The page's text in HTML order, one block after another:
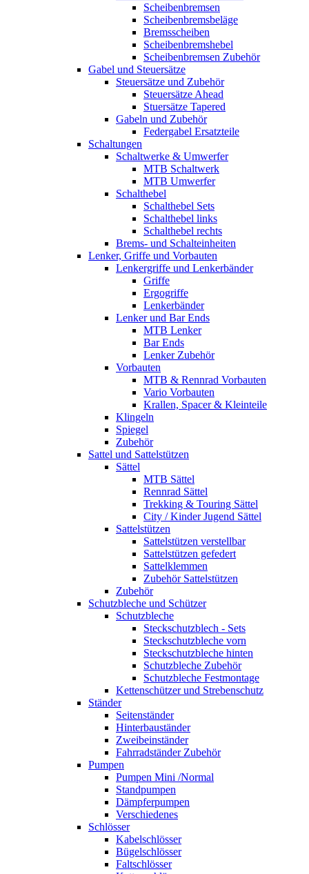
Scheibenbremsen
Scheibenbremsbeläge
Bremsscheiben
Scheibenbremshebel
Scheibenbremsen Zubehör
Gabel und Steuersätze
Steuersätze und Zubehör
Steuersätze Ahead
Stuersätze Tapered
Gabeln und Zubehör
Federgabel Ersatzteile
Schaltungen
Schaltwerke & Umwerfer
MTB Schaltwerk
MTB Umwerfer
Schalthebel
Schalthebel Sets
Schalthebel links
Schalthebel rechts
Brems- und Schalteinheiten
Lenker, Griffe und Vorbauten
Lenkergriffe und Lenkerbänder
Griffe
Ergogriffe
Lenkerbänder
Lenker und Bar Ends
MTB Lenker
Bar Ends
Lenker Zubehör
Vorbauten
MTB & Rennrad Vorbauten
Vario Vorbauten
Krallen, Spacer & Kleinteile
Klingeln
Spiegel
Zubehör
Sattel und Sattelstützen
Sättel
MTB Sättel
Rennrad Sättel
Trekking & Touring Sättel
City / Kinder Jugend Sättel
Sattelstützen
Sattelstützen verstellbar
Sattelstützen gefedert
Sattelklemmen
Zubehör Sattelstützen
Zubehör
Schutzbleche und Schützer
Schutzbleche
Steckschutzblech - Sets
Steckschutzbleche vorn
Steckschutzbleche hinten
Schutzbleche Zubehör
Schutzbleche Festmontage
Kettenschützer und Strebenschutz
Ständer
Seitenständer
Hinterbauständer
Zweibeinständer
Fahrradständer Zubehör
Pumpen
Pumpen Mini /Normal
Standpumpen
Dämpferpumpen
Verschiedenes
Schlösser
Kabelschlösser
Bügelschlösser
Faltschlösser